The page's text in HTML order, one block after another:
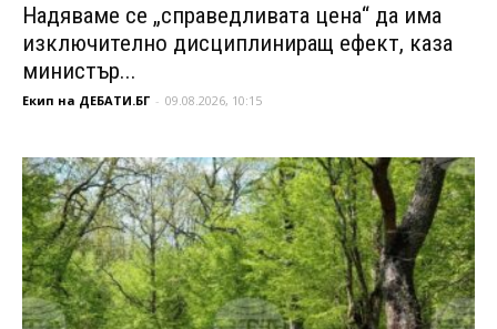
Надяваме се „справедливата цена“ да има
изключително дисциплиниращ ефект, каза
министър...
Екип на ДЕБАТИ.БГ - 09.08.2026, 10:15